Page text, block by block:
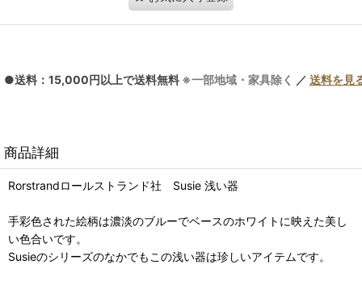
●送料：15,000円以上で送料無料 ※一部地域・家具除く ／ 送料を見
商品詳細
Rorstrandロールストランド社 Susie 浅い器
手彩色された絵柄は濃淡のブルーでベースのホワイトに映えた美し
い色合いです。
Susieのシリーズのなかでもこの浅い器は珍しいアイテムです。